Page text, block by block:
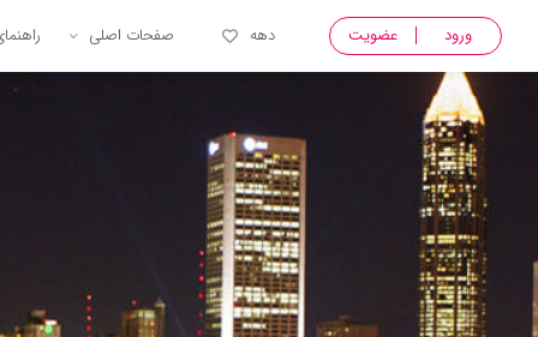
ورود عضویت دهه صفحات اصلی